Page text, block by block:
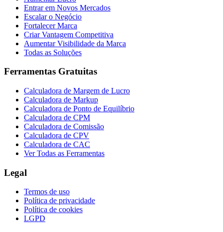
Entrar em Novos Mercados
Escalar o Negócio
Fortalecer Marca
Criar Vantagem Competitiva
Aumentar Visibilidade da Marca
Todas as Soluções
Ferramentas Gratuitas
Calculadora de Margem de Lucro
Calculadora de Markup
Calculadora de Ponto de Equilíbrio
Calculadora de CPM
Calculadora de Comissão
Calculadora de CPV
Calculadora de CAC
Ver Todas as Ferramentas
Legal
Termos de uso
Política de privacidade
Política de cookies
LGPD